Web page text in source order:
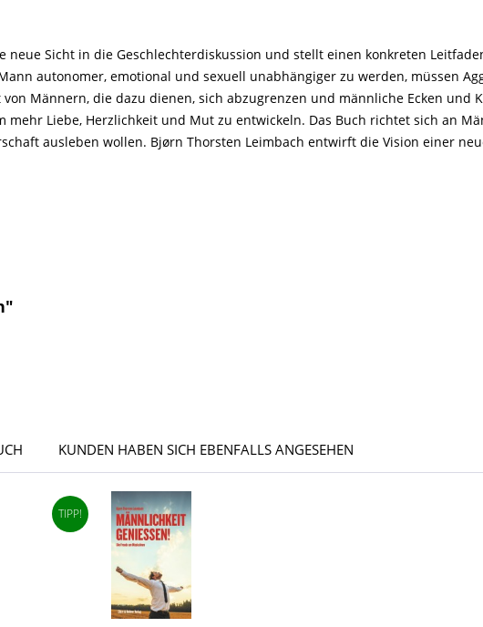
neue Sicht in die Geschlechterdiskussion und stellt einen konkreten
autonomer, emotional und sexuell unabhängiger zu werden, müssen
Männern, die dazu dienen, sich abzugrenzen und männliche Ecken und
Liebe, Herzlichkeit und Mut zu entwickeln. Das Buch richtet sich an
ausleben wollen. Bjørn Thorsten Leimbach entwirft die Vision einer
KUNDEN HABEN SICH EBENFALLS ANGESEHEN
TIPP!